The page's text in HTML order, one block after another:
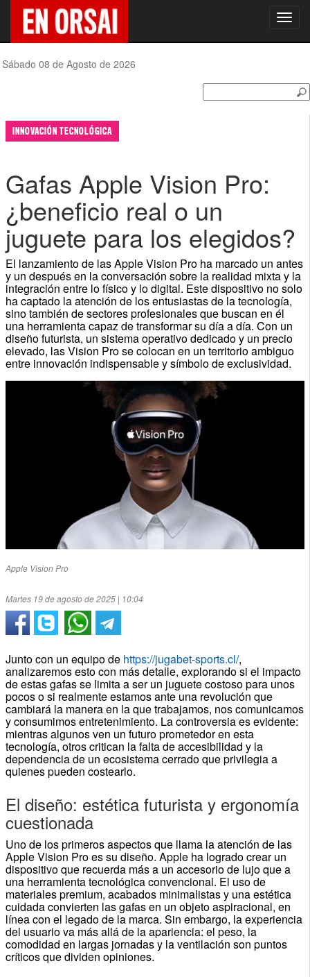
Sábado 08 de Agosto de 2026
INNOVACIÓN TECNOLÓGICA
Gafas Apple Vision Pro:
¿beneficio real o un
juguete para los elegidos?
El lanzamiento de las Apple Vision Pro ha marcado un antes
y un después en la conversación sobre la realidad mixta y la
integración entre lo físico y lo digital. Este dispositivo no solo
ha captado la atención de los entusiastas de la tecnología,
sino también de sectores profesionales que buscan en él
una herramienta capaz de transformar su día a día. Con un
diseño futurista, un sistema operativo dedicado y un precio
elevado, las Vision Pro se colocan en un territorio ambiguo
entre innovación indispensable y símbolo de exclusividad.
Apple Vision Pro
Martes 19 de agosto de 2025 | 10:04
Junto con un equipo de https://jugabet-sports.cl/,
analizaremos esto con más detalle, explorando si el impacto
de estas gafas se limita a ser un juguete costoso para unos
pocos o si realmente estamos ante una revolución que
cambiará la manera en la que trabajamos, nos comunicamos
y consumimos entretenimiento. La controversia es evidente:
mientras algunos ven un futuro prometedor en esta
tecnología, otros critican la falta de accesibilidad y la
dependencia de un ecosistema cerrado que privilegia a
quienes pueden costearlo.
El diseño: estética futurista y ergonomía
cuestionada
Uno de los primeros aspectos que llama la atención de las
Apple Vision Pro es su diseño. Apple ha logrado crear un
dispositivo que recuerda más a un accesorio de lujo que a
una herramienta tecnológica convencional. El uso de
materiales premium, acabados minimalistas y una estética
cuidada convierten las gafas en un objeto aspiracional, en
línea con el legado de la marca. Sin embargo, la experiencia
del usuario va más allá de la apariencia: el peso, la
comodidad en largas jornadas y la ventilación son puntos
críticos que dividen opiniones.